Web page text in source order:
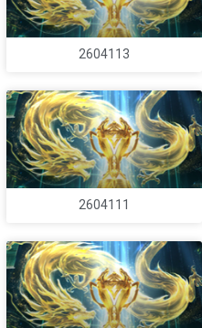
2604113
2604111